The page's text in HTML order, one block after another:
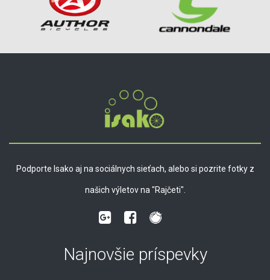
Podporte Isako aj na sociálnych sieťach, alebo si pozrite fotky z
našich výletov na "Rajčeti".
Najnovšie príspevky